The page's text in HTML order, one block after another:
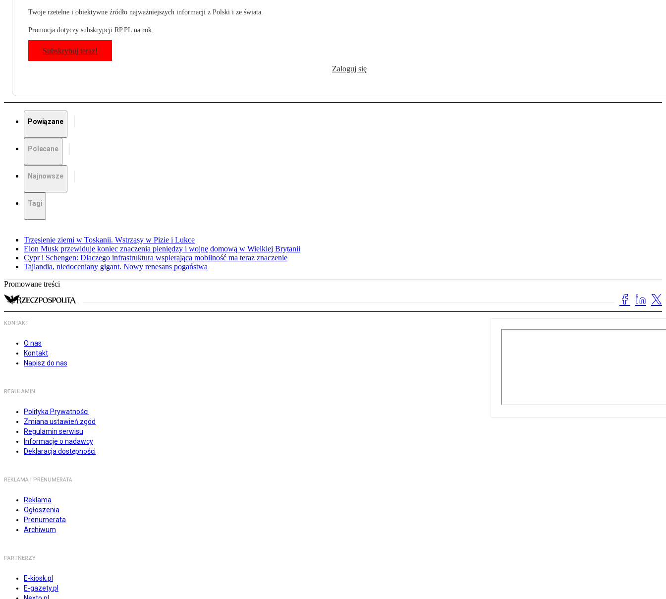
Twoje rzetelne i obiektywne źródło najważniejszych informacji z Polski i ze świata.
Promocja dotyczy subskrypcji RP.PL na rok.
Subskrybuj teraz!
Zaloguj się
Powiązane
Polecane
Najnowsze
Tagi
Trzęsienie ziemi w Toskanii. Wstrząsy w Pizie i Lukce
Elon Musk przewiduje koniec znaczenia pieniędzy i wojnę domową w Wielkiej Brytanii
Cypr i Schengen: Dlaczego infrastruktura wspierająca mobilność ma teraz znaczenie
Tajlandia, niedoceniany gigant. Nowy renesans pogaństwa
Promowane treści
KONTAKT
O nas
Kontakt
Napisz do nas
REGULAMIN
Polityka Prywatności
Zmiana ustawień zgód
Regulamin serwisu
Informacje o nadawcy
Deklaracja dostępności
REKLAMA I PRENUMERATA
Reklama
Ogłoszenia
Prenumerata
Archiwum
PARTNERZY
E-kiosk.pl
E-gazety.pl